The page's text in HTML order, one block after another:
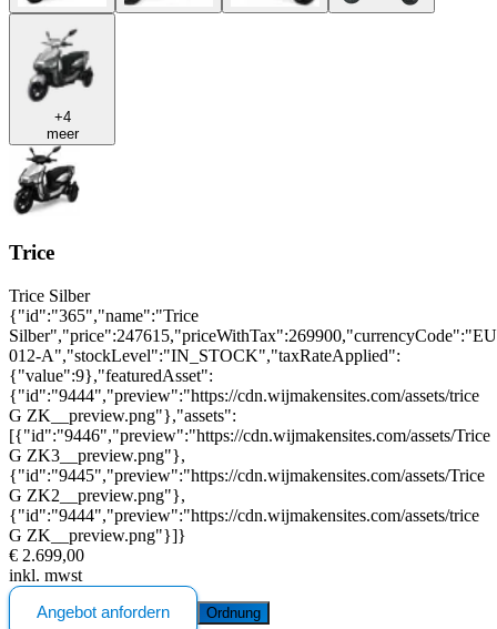
+4
meer
Trice
Trice Silber
{"id":"365","name":"Trice
012-A","stockLevel":"IN_STOCK","taxRateApplied":
{"value":9},"featuredAsset":
{"id":"9444","preview":"https://cdn.wijmakensites.com/assets/trice
G ZK__preview.png"},"assets":
[{"id":"9446","preview":"https://cdn.wijmakensites.com/assets/Trice
G ZK3__preview.png"},
{"id":"9445","preview":"https://cdn.wijmakensites.com/assets/Trice
G ZK2__preview.png"},
{"id":"9444","preview":"https://cdn.wijmakensites.com/assets/trice
G ZK__preview.png"}]}
€ 2.699,00
inkl. mwst
Angebot anfordern
Ordnung